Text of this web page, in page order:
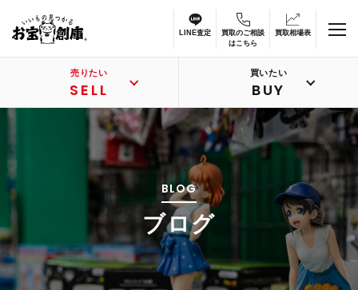
LINE査定
買取のご相談
はこちら
買取相場表
売りたい
SELL
買いたい
BUY
BLOG
ブログ